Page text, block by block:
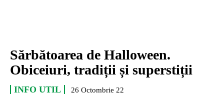
Sărbătoarea de Halloween.
Obiceiuri, tradiții și superstiții
INFO UTIL 26 Octombrie 22